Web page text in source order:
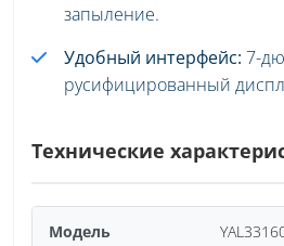
запыление.
Удобный интерфейс: 7-
русифицированный
Технические
Модель